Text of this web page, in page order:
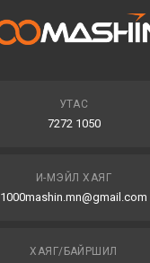
УТАС
7272 1050
И-МЭЙЛ ХАЯГ
1000mashin.mn@gmail.com
ХАЯГ/БАЙРШИЛ